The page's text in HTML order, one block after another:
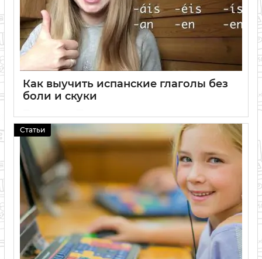
Как выучить испанские глаголы без
боли и скуки
Статьи